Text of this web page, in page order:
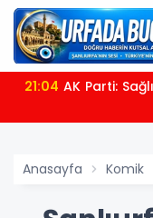
21:04 AK Parti:
Anasayfa Komik